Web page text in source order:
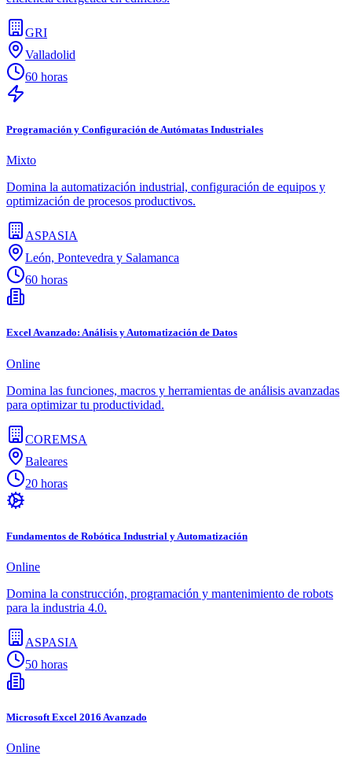
GRI
Valladolid
60 horas
Programación y Configuración de Autómatas Industriales
Mixto
Domina la automatización industrial, configuración de equipos y
optimización de procesos productivos.
ASPASIA
León, Pontevedra y Salamanca
60 horas
Excel Avanzado: Análisis y Automatización de Datos
Online
Domina las funciones, macros y herramientas de análisis avanzadas
para optimizar tu productividad.
COREMSA
Baleares
20 horas
Fundamentos de Robótica Industrial y Automatización
Online
Domina la construcción, programación y mantenimiento de robots
para la industria 4.0.
ASPASIA
50 horas
Microsoft Excel 2016 Avanzado
Online